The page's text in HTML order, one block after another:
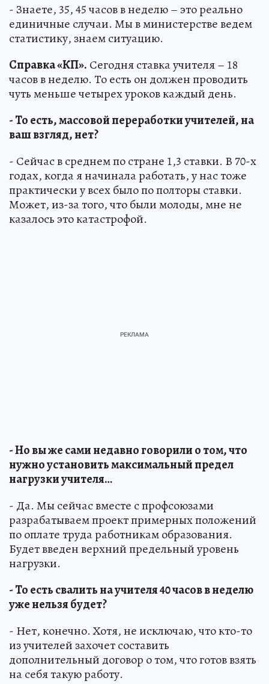
- Знаете, 35, 45 часов в неделю – это реально
единичные случаи. Мы в министерстве ведем
статистику, знаем ситуацию.
Справка «КП». Сегодня ставка учителя – 18
часов в неделю. То есть он должен проводить
чуть меньше четырех уроков каждый день.
- То есть, массовой переработки учителей, на
ваш взгляд, нет?
- Сейчас в среднем по стране 1,3 ставки. В 70-х
годах, когда я начинала работать, у нас тоже
практически у всех было по полторы ставки.
Может, из-за того, что были молоды, мне не
казалось это катастрофой.
- Но вы же сами недавно говорили о том, что
нужно установить максимальный предел
нагрузки учителя…
- Да. Мы сейчас вместе с профсоюзами
разрабатываем проект примерных положений
по оплате труда работникам образования.
Будет введен верхний предельный уровень
нагрузки.
- То есть свалить на учителя 40 часов в неделю
уже нельзя будет?
- Нет, конечно. Хотя, не исключаю, что кто-то
из учителей захочет составить
дополнительный договор о том, что готов взять
на себя такую работу.